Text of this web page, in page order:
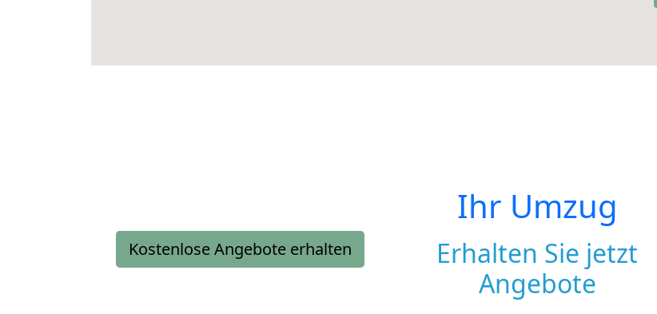
Kostenlose Angebote erhalten
Ihr Umzug
Erhalten Sie jetzt
Angebote